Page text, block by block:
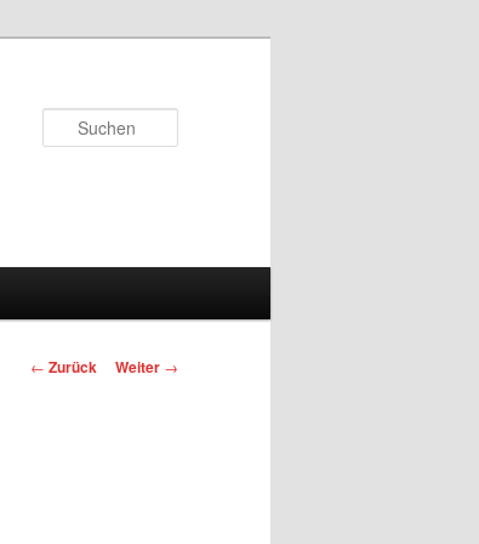
Beitrags-
← Zurück Weiter →